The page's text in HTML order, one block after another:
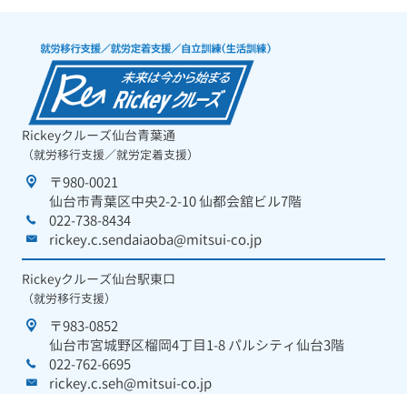
Rickeyクルーズ仙台青葉通
（就労移行支援／就労定着支援）
〒980-0021
仙台市青葉区中央2-2-10 仙都会舘ビル7階
022-738-8434
rickey.c.sendaiaoba@mitsui-co.jp
Rickeyクルーズ仙台駅東口
（就労移行支援）
〒983-0852
仙台市宮城野区榴岡4丁目1-8 パルシティ仙台3階
022-762-6695
rickey.c.seh@mitsui-co.jp